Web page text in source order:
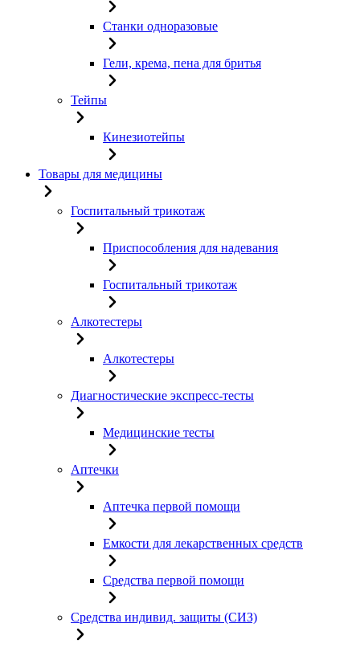
Станки одноразовые
Гели, крема, пена для бритья
Тейпы
Кинезиотейпы
Товары для медицины
Госпитальный трикотаж
Приспособления для надевания
Госпитальный трикотаж
Алкотестеры
Алкотестеры
Диагностические экспресс-тесты
Медицинские тесты
Аптечки
Аптечка первой помощи
Емкости для лекарственных средств
Средства первой помощи
Средства индивид. защиты (СИЗ)